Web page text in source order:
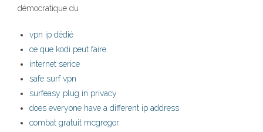
démocratique du
vpn ip dédié
ce que kodi peut faire
internet serice
safe surf vpn
surfeasy plug in privacy
does everyone have a different ip address
combat gratuit mcgregor